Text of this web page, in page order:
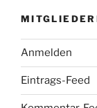
Anmelden
Eintrags-Feed